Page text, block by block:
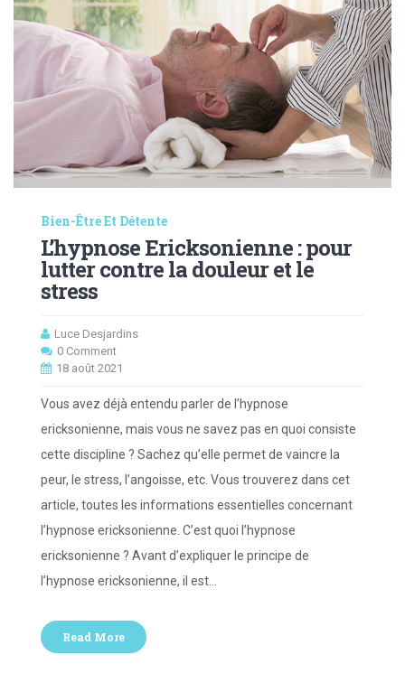
Bien-Être Et Détente
L’hypnose Ericksonienne : pour
lutter contre la douleur et le
stress
Luce Desjardins
0 Comment
18 août 2021
Vous avez déjà entendu parler de l’hypnose
ericksonienne, mais vous ne savez pas en quoi consiste
cette discipline ? Sachez qu’elle permet de vaincre la
peur, le stress, l’angoisse, etc. Vous trouverez dans cet
article, toutes les informations essentielles concernant
l’hypnose ericksonienne. C’est quoi l’hypnose
ericksonienne ? Avant d’expliquer le principe de
l’hypnose ericksonienne, il est…
Read More